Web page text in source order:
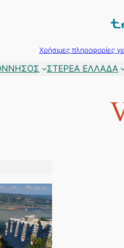
Χρήσιμες πληροφορίες
ΣΤΕΡΕΑ ΕΛΛΑΔΑ